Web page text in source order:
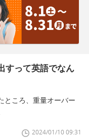
すって英語でなん
ところ、重量オーバー
2024/01/10 09:31